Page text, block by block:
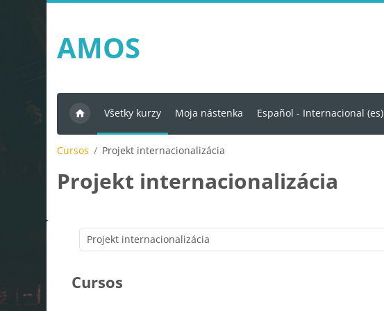
AMOS
Všetky kurzy Moja nástenka Español - Internacional ‎(es)‎
Cursos Projekt internacionalizácia
Projekt internacionalizácia
Cursos